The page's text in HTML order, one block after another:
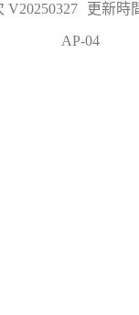
V20250327 更新時
AP-04